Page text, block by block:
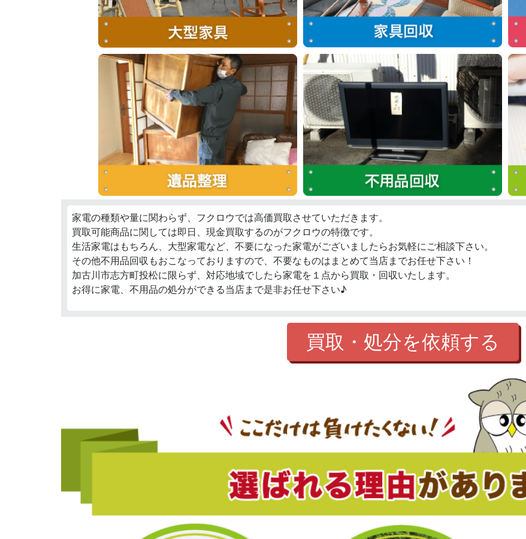
家電の種類や量に関わらず、フクロウでは高価買取させていただきます。
買取可能商品に関しては即日、現金買取するのがフクロウの特徴です。
生活家電はもちろん、大型家電など、不要になった家電がございましたらお気軽にご相談下さい。
その他不用品回収もおこなっておりますので、不要なものはまとめて当店までお任せ下さい！
加古川市志方町投松に限らず、対応地域でしたら家電を１点から買取・回収いたします。
お得に家電、不用品の処分ができる当店まで是非お任せ下さい♪
買取・処分を依頼する